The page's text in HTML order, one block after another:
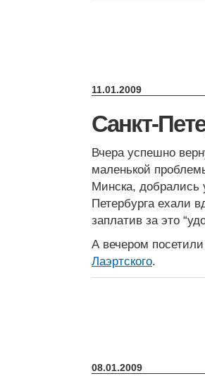
11.01.2009
Санкт-
Вчера успешно
маленькой
Минска, добралиcь
Петербурга ехали
заплатив за это
А вечером
Лаэртского.
08.01.2009